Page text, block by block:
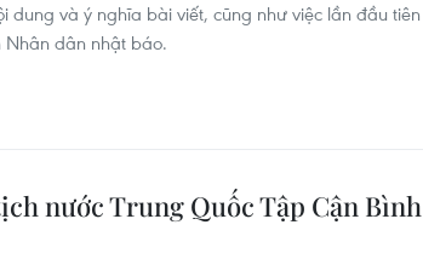
dung và ý nghĩa bài viết, cũng như việc lần đầu tiên
Nhân dân nhật báo.
nước Trung Quốc Tập Cận Bình